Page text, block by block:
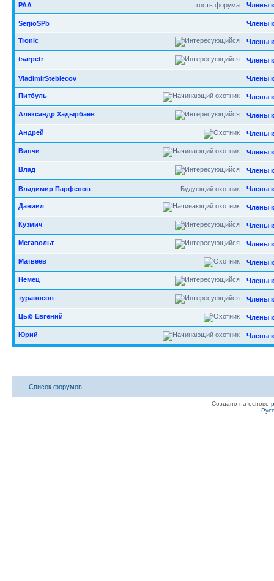
гость форума
РАА Члены
SerjioSPb Члены
Tronic Члены
tsarpetr Члены
VladimirSteblecov Члены
Питбуль Члены
Александр Хадырбаев Члены
Андрей Члены
Винчи Члены
Влад Члены
Будующий охотник
Владимир Парфенов Члены
Даниил Члены
Кузмич Члены
Мегавольт Члены
Матвеев Члены
Немец Члены
тураносов Члены
Цыб Евгений Члены
Юрий Члены
Список форумов
Создано на основе